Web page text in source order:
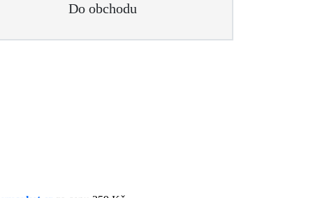
Do obchodu